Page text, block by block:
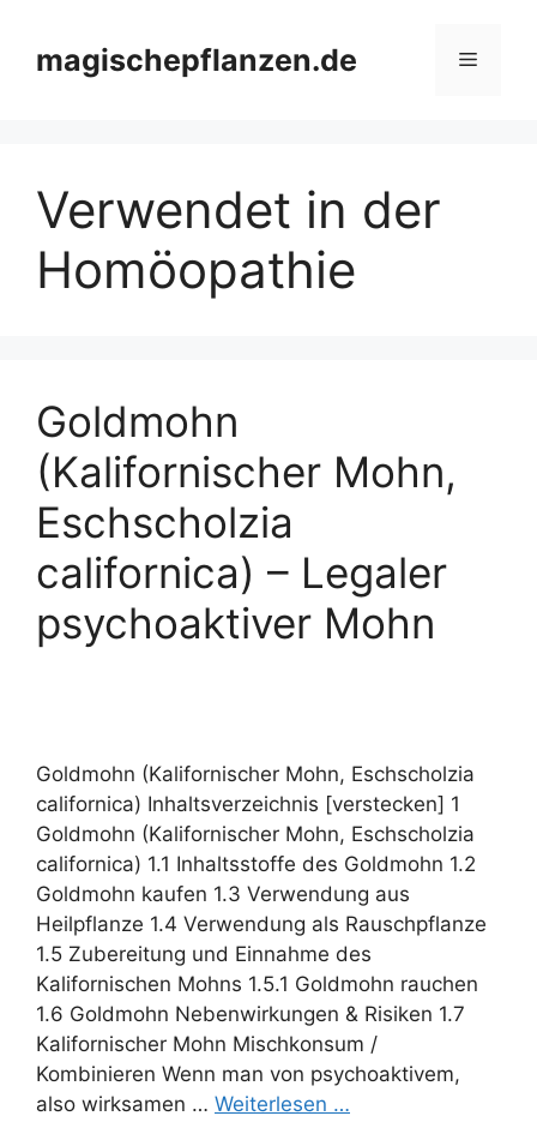
springenmagischepflanzen.de Menü
Verwendet in der
Homöopathie
Goldmohn
(Kalifornischer Mohn,
Eschscholzia
californica) – Legaler
psychoaktiver Mohn
Goldmohn (Kalifornischer Mohn, Eschscholzia
californica) Inhaltsverzeichnis [verstecken] 1
Goldmohn (Kalifornischer Mohn, Eschscholzia
californica) 1.1 Inhaltsstoffe des Goldmohn 1.2
Goldmohn kaufen 1.3 Verwendung aus
Heilpflanze 1.4 Verwendung als Rauschpflanze
1.5 Zubereitung und Einnahme des
Kalifornischen Mohns 1.5.1 Goldmohn rauchen
1.6 Goldmohn Nebenwirkungen & Risiken 1.7
Kalifornischer Mohn Mischkonsum /
Kombinieren Wenn man von psychoaktivem,
also wirksamen … Weiterlesen …